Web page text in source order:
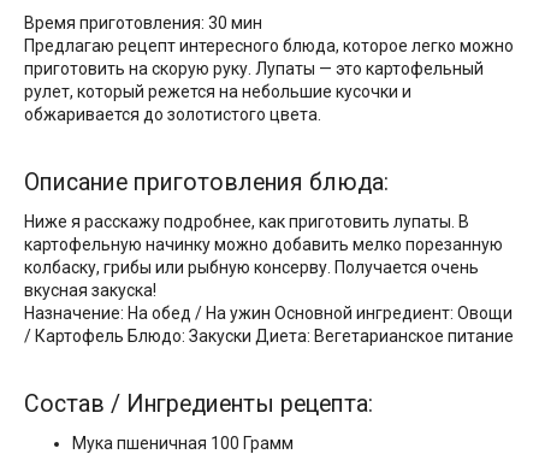
Время приготовления: 30 мин
Предлагаю рецепт интересного блюда, которое легко можно
приготовить на скорую руку. Лупаты — это картофельный
рулет, который режется на небольшие кусочки и
обжаривается до золотистого цвета.
Описание приготовления блюда:
Ниже я расскажу подробнее, как приготовить лупаты. В
картофельную начинку можно добавить мелко порезанную
колбаску, грибы или рыбную консерву. Получается очень
вкусная закуска!
Назначение: На обед / На ужин Основной ингредиент: Овощи
/ Картофель Блюдо: Закуски Диета: Вегетарианское питание
Состав / Ингредиенты рецепта:
Мука пшеничная 100 Грамм